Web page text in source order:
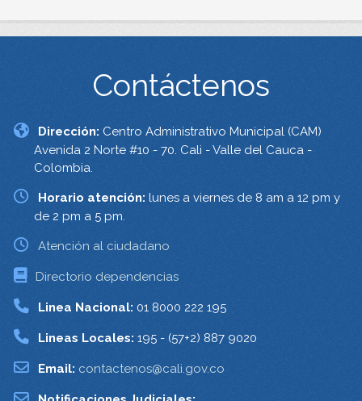
Contáctenos
Dirección: Centro Administrativo Municipal (CAM)
Avenida 2 Norte #10 - 70. Cali - Valle del Cauca -
Colombia.
Horario atención: lunes a viernes de 8 am a 12 pm y
de 2 pm a 5 pm.
Atención al ciudadano
Directorio dependencias
Linea Nacional: 01 8000 222 195
Lineas Locales: 195 - (57+2) 887 9020
Email: contactenos@cali.gov.co